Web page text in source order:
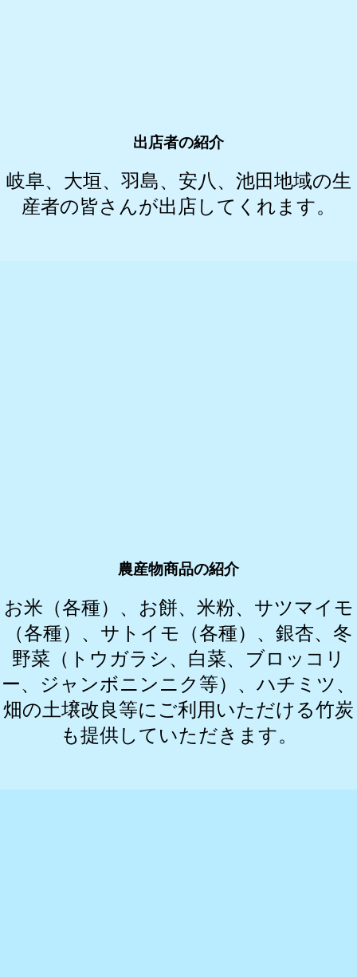
出店者の紹介
岐阜、大垣、羽島、安八、池田地域の生
産者の皆さんが出店してくれます。
農産物商品の紹介
お米（各種）、お餅、米粉、サツマイモ
（各種）、サトイモ（各種）、銀杏、冬
野菜（トウガラシ、白菜、ブロッコリ
ー、ジャンボニンニク等）、ハチミツ、
畑の土壌改良等にご利用いただける竹炭
も提供していただきます。